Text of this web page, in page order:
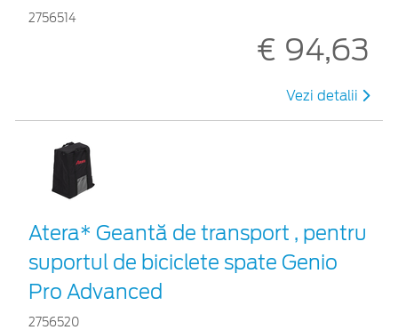
2756514
€ 94,63
Vezi detalii
Atera* Geantă de transport , pentru
suportul de biciclete spate Genio
Pro Advanced
2756520